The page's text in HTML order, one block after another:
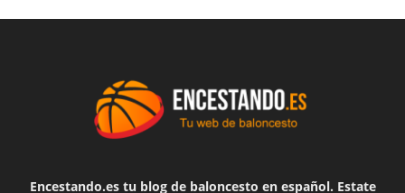
Encestando.es tu blog de baloncesto en español. Estate